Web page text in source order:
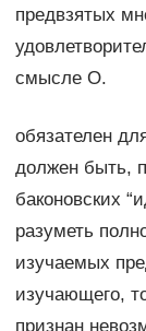
предвзятых
смысле О.
обязателен
должен быть,
баконовских
разуметь
изучаемых
изучающего,
признан